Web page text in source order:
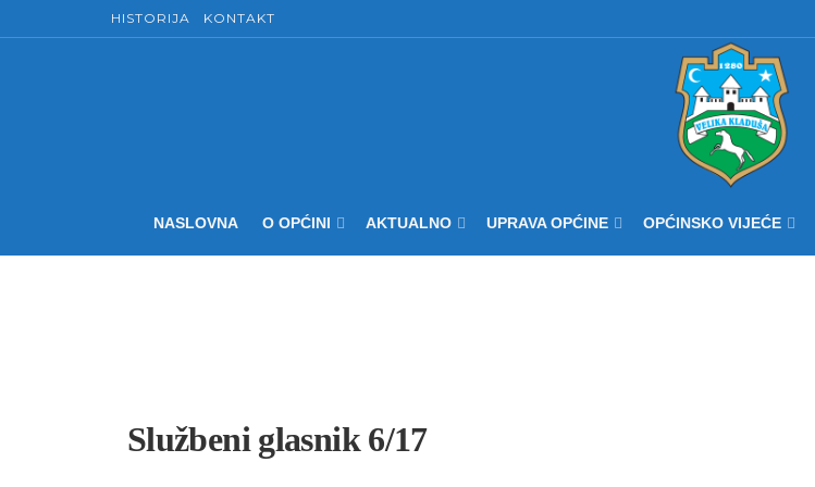
HISTORIJA KONTAKT
NASLOVNA O OPĆINI AKTUALNO UPRAVA OPĆINE OPĆINSKO VIJEĆE
Službeni glasnik 6/17